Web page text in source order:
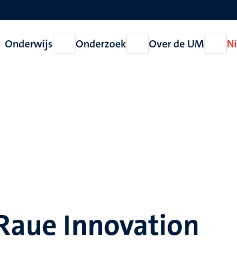
Onderwijs
Open
Onderwijs
Onderzoek
Open
Onderzoek
Over de UM
Open
Over
Innovation